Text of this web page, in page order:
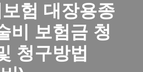
험 대장용종
비 보험금 청
청구방법